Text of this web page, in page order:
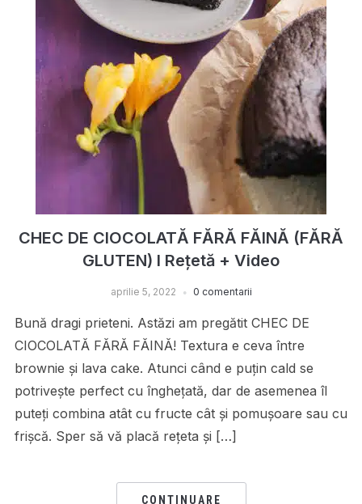
CHEC DE CIOCOLATĂ FĂRĂ FĂINĂ (FĂRĂ
GLUTEN) I Rețetă + Video
aprilie 5, 2022 0 comentarii
Bună dragi prieteni. Astăzi am pregătit CHEC DE
CIOCOLATĂ FĂRĂ FĂINĂ! Textura e ceva între
brownie și lava cake. Atunci când e puțin cald se
potrivește perfect cu înghețată, dar de asemenea îl
puteți combina atât cu fructe cât și pomușoare sau cu
frișcă. Sper să vă placă rețeta și […]
CONTINUARE